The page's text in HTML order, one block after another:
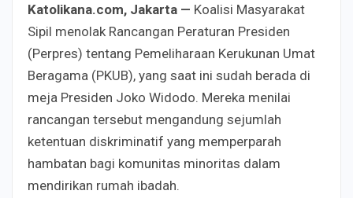
Katolikana.com, Jakarta — Koalisi Masyarakat
Sipil menolak Rancangan Peraturan Presiden
(Perpres) tentang Pemeliharaan Kerukunan Umat
Beragama (PKUB), yang saat ini sudah berada di
meja Presiden Joko Widodo. Mereka menilai
rancangan tersebut mengandung sejumlah
ketentuan diskriminatif yang memperparah
hambatan bagi komunitas minoritas dalam
mendirikan rumah ibadah.